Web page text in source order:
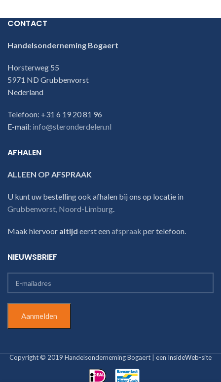
CONTACT
Handelsonderneming Bogaert
Horsterweg 55
5971 ND Grubbenvorst
Nederland
Telefoon: +31 6 19 20 81 96
E-mail: info@steronderdelen.nl
AFHALEN
ALLEEN OP AFSPRAAK
U kunt uw bestelling ook afhalen bij ons op locatie in
Grubbenvorst, Noord-Limburg.
Maak hiervoor altijd eerst eenafspraak per telefoon.
NIEUWSBRIEF
Copyright © 2019 Handelsonderneming Bogaert | een InsideWeb-site